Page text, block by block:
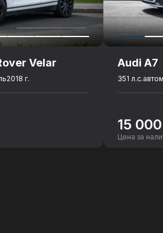
: 67
: 10
мест : 5
Velar
2018 г.
Audi A7
351 л.с.
15
Цена за